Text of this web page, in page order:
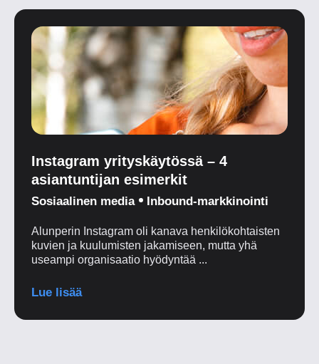
Instagram yrityskäytössä – 4
asiantuntijan esimerkit
Sosiaalinen media Inbound-markkinointi
Alunperin Instagram oli kanava henkilökohtaisten
kuvien ja kuulumisten jakamiseen, mutta yhä
useampi organisaatio hyödyntää ...
Lue lisää